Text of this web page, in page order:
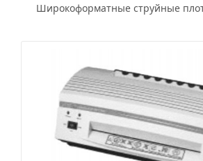
Широкоформатные струйные